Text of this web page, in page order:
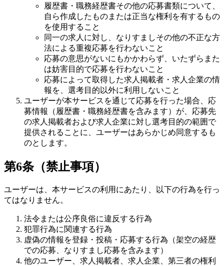
履歴書・職務経歴書その他の応募書類について、
自ら作成したものまたは正当な権利を有するもの
を使用すること
同一の求人に対し、なりすましその他の不正な方
法による重複応募を行わないこと
応募の意思がないにもかかわらず、いたずらまた
は妨害目的で応募を行わないこと
応募によって取得した求人掲載者・求人企業の情
報を、選考目的以外に利用しないこと
ユーザーが本サービスを通じて応募を行った場合、応
募情報（履歴書・職務経歴書を含みます）が、応募先
の求人掲載者および求人企業に対し選考目的の範囲で
提供されることに、ユーザーはあらかじめ同意するも
のとします。
第6条（禁止事項）
ユーザーは、本サービスの利用にあたり、以下の行為を行っ
てはなりません。
法令または公序良俗に違反する行為
犯罪行為に関連する行為
虚偽の情報を登録・投稿・応募する行為（架空の経歴
での応募、なりすまし応募を含みます）
他のユーザー、求人掲載者、求人企業、第三者の権利